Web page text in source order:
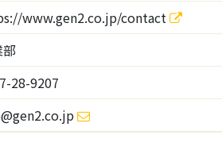
www.gen2.co.jp/contact
部
28-9207